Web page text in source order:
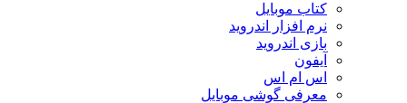
کتاب موبایل
نرم افزار اندروید
بازی اندروید
آیفون
اس ام اس
معرفی گوشی موبایل